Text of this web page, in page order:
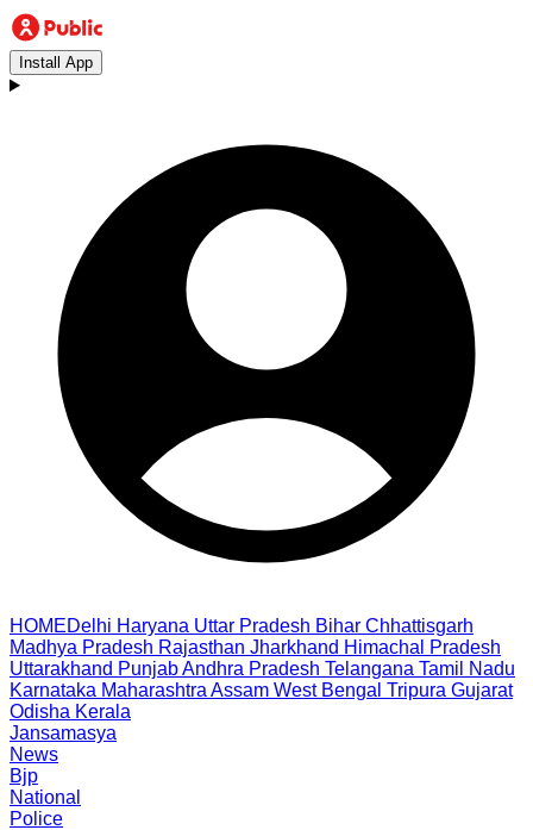
Install App
HOMEDelhi Haryana Uttar Pradesh Bihar Chhattisgarh
Madhya Pradesh Rajasthan Jharkhand Himachal Pradesh
Uttarakhand PunjabAndhra Pradesh Telangana Tamil Nadu
Karnataka Maharashtra Assam West Bengal Tripura Gujarat
Odisha Kerala
Jansamasya
News
Bjp
National
Police